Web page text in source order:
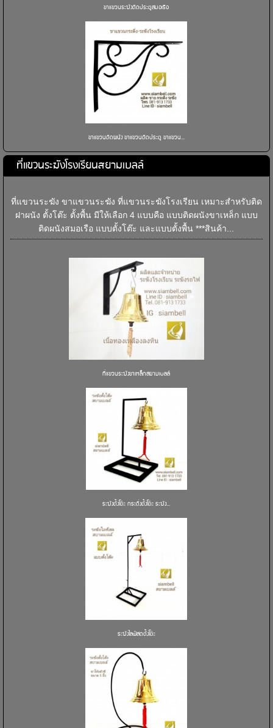
ขาแขวนระฆังติดประตูสมอเรือ
ขาแขวนติดผนัง ขาแขวนติดประตู ขาแขวน...
ที่แขวนระฆังโรงเรียนสยามเบลล์
ที่แขวนระฆัง ขาแขวนระฆัง ที่แขวนระฆังโรงเรียน เหมาะสำหรับติด
ฝาผนัง ตั้งโต๊ะ ตั้งพื้น มีให้เลือก 4 แบบคือ แบบติดผนังขาเหล็ก แบบ
ติดผนังสมอเรือ แบบตั้งโต๊ะ และแบบตั้งพื้น ***สินค้า...
ที่แขวนระฆังขาเหล็กสยามเบลล์
ระฆังตั้งโต๊ะ กระดิ่งตั้งโต๊ะ ระฆัง...
ระฆังไลฟ์สดตั้งโต๊ะ